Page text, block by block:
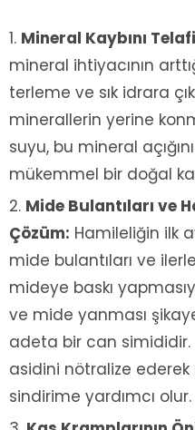
Mineral Kaybını
mineral ihtiyacının
terleme ve sık idrara
minerallerin yerine
suyu, bu mineral
mükemmel bir doğal
Mide Bulantıları ve
Çözüm: Hamileliğin ilk
mide bulantıları ve
mideye baskı
ve mide yanması
adeta bir can
asidini nötralize
sindirime yardımcı olur.